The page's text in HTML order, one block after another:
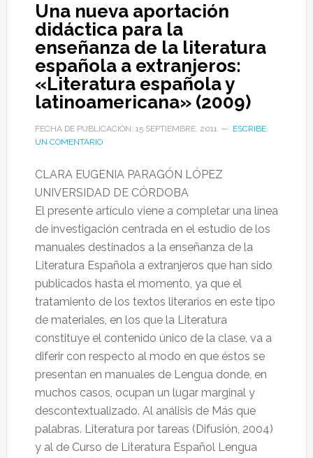
Una nueva aportación
didáctica para la
enseñanza de la literatura
española a extranjeros:
«Literatura española y
latinoamericana» (2009)
FECHA DE PUBLICACIÓN: 15 SEPTIEMBRE, 2011
ESCRIBE
UN COMENTARIO
CLARA EUGENIA PARAGÓN LÓPEZ
UNIVERSIDAD DE CÓRDOBA
El presente artículo viene a completar una línea
de investigación centrada en el estudio de los
manuales destinados a la enseñanza de la
Literatura Española a extranjeros que han sido
publicados hasta el momento, ya que el
tratamiento de los textos literarios en este tipo
de materiales, en los que la Literatura
constituye el contenido único de la clase, va a
diferir con respecto al modo en que éstos se
presentan en manuales de Lengua donde, en
muchos casos, ocupan un lugar marginal y
descontextualizado. Al análisis de Más que
palabras. Literatura por tareas (Difusión, 2004)
y al de Curso de Literatura Español Lengua